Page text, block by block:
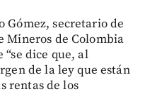
Gómez, secretario de
Mineros de Colombia
dice que, al
de la ley que están
rentas de los